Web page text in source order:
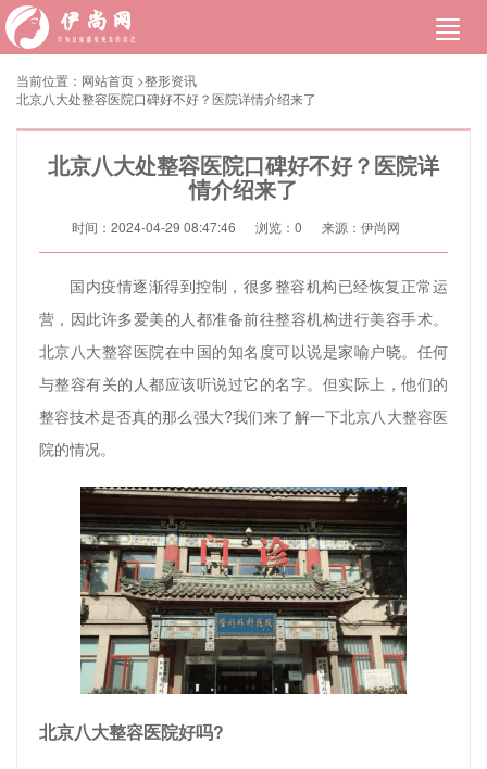
当前位置： 网站首页 >整形资讯
北京八大处整容医院口碑好不好？医院详情介绍来了
北京八大处整容医院口碑好不好？医院详
情介绍来了
时间：2024-04-29 08:47:46 浏览： 0 来源：伊尚网
国内疫情逐渐得到控制，很多整容机构已经恢复正常运
营，因此许多爱美的人都准备前往整容机构进行美容手术。
北京八大整容医院在中国的知名度可以说是家喻户晓。任何
与整容有关的人都应该听说过它的名字。但实际上，他们的
整容技术是否真的那么强大?我们来了解一下北京八大整容医
院的情况。
北京八大整容医院好吗?